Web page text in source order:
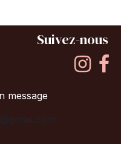
Suivez-nous
message